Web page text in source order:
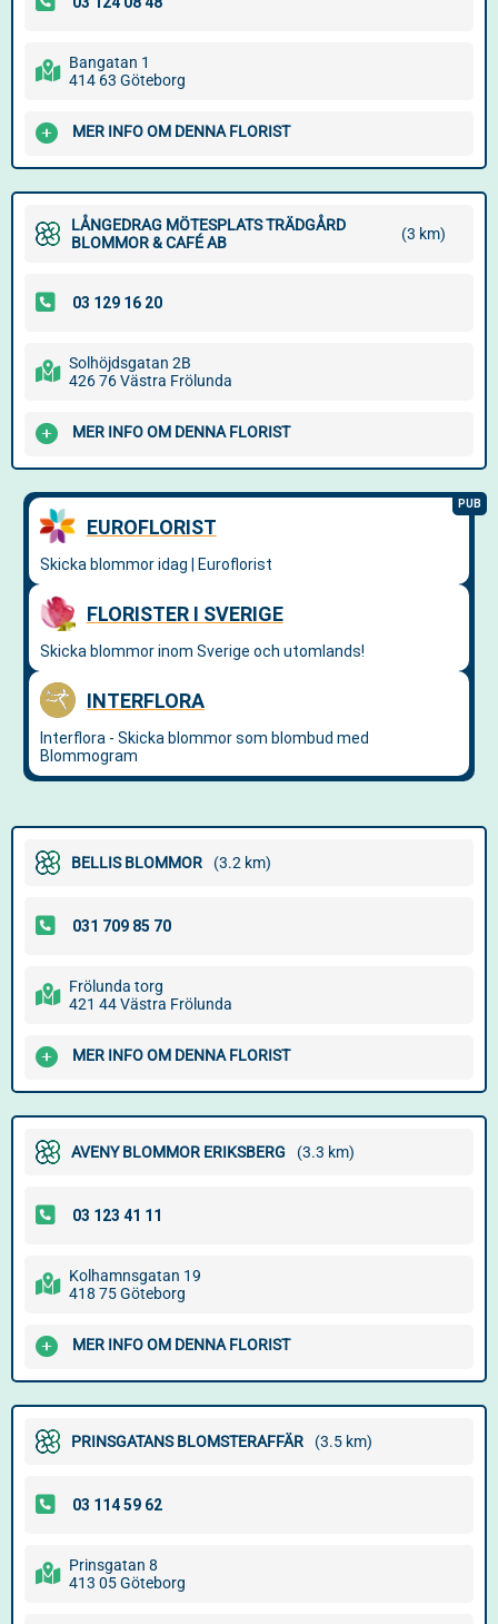
Bangatan 1
414 63 Göteborg
MER INFO OM DENNA FLORIST
LÅNGEDRAG MÖTESPLATS TRÄDGÅRD
BLOMMOR & CAFÉ AB
(3 km)
Solhöjdsgatan 2B
426 76 Västra Frölunda
MER INFO OM DENNA FLORIST
BELLIS BLOMMOR (3.2 km)
Frölunda torg
421 44 Västra Frölunda
MER INFO OM DENNA FLORIST
AVENY BLOMMOR ERIKSBERG (3.3 km)
Kolhamnsgatan 19
418 75 Göteborg
MER INFO OM DENNA FLORIST
PRINSGATANS BLOMSTERAFFÄR (3.5 km)
Prinsgatan 8
413 05 Göteborg